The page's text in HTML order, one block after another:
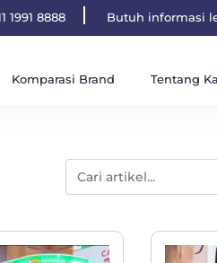
1991 8888 Butuh informasi
Komparasi Brand Tentang